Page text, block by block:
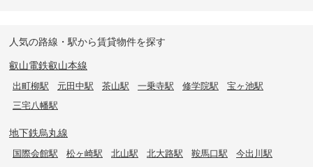
人気の路線・駅から賃貸物件を探す
叡山電鉄叡山本線
出町柳駅 元田中駅 茶山駅 一乗寺駅 修学院駅
宝ヶ池駅
三宅八幡駅
地下鉄烏丸線
国際会館駅 松ヶ崎駅 北山駅 北大路駅 鞍馬口駅
今出川駅